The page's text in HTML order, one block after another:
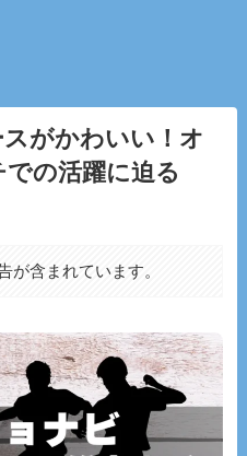
がかわいい！オ
の活躍に迫る
が含まれています。